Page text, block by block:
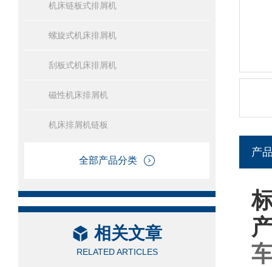
机床链板式排屑机
螺旋式机床排屑机
刮板式机床排屑机
磁性机床排屑机
机床排屑机链板
全部产品分类
相关文章
RELATED ARTICLES
产